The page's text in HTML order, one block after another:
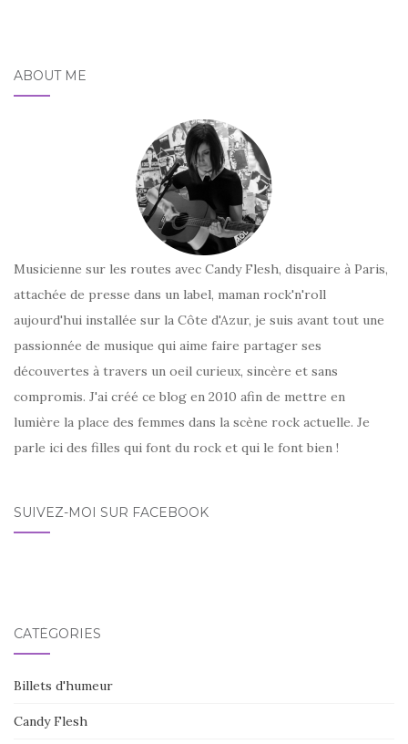
ABOUT ME
Musicienne sur les routes avec Candy Flesh, disquaire à Paris,
attachée de presse dans un label, maman rock'n'roll
aujourd'hui installée sur la Côte d'Azur, je suis avant tout une
passionnée de musique qui aime faire partager ses
découvertes à travers un oeil curieux, sincère et sans
compromis. J'ai créé ce blog en 2010 afin de mettre en
lumière la place des femmes dans la scène rock actuelle. Je
parle ici des filles qui font du rock et qui le font bien !
SUIVEZ-MOI SUR FACEBOOK
CATÉGORIES
Billets d'humeur
Candy Flesh